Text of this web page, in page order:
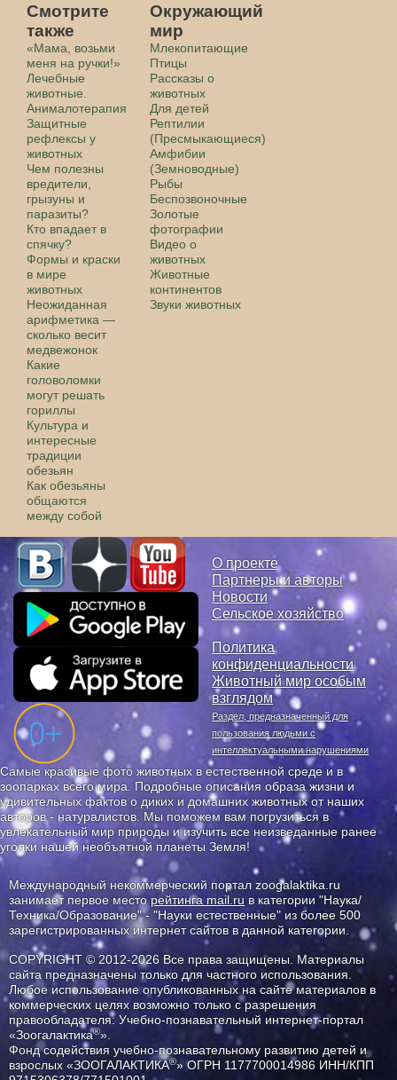
Смотрите
также
«Мама, возьми
меня на ручки!»
Лечебные
животные.
Анималотерапия
Защитные
рефлексы у
животных
Чем полезны
вредители,
грызуны и
паразиты?
Кто впадает в
спячку?
Формы и краски
в мире
животных
Неожиданная
арифметика —
сколько весит
медвежонок
Какие
головоломки
могут решать
гориллы
Культура и
интересные
традиции
обезьян
Как обезьяны
общаются
между собой
Окружающий
мир
Млекопитающие
Птицы
Рассказы о
животных
Для детей
Рептилии
(Пресмыкающиеся)
Амфибии
(Земноводные)
Рыбы
Беспозвоночные
Золотые
фотографии
Видео о
животных
Животные
континентов
Звуки животных
О проекте
Партнеры и авторы
Новости
Сельское хозяйство
Политика
конфиденциальности
Животный мир особым
взглядом
Раздел, предназначенный для
пользования людьми с
интеллектуальными нарушениями
Самые красивые фото животных в естественной среде и в
зоопарках всего мира. Подробные описания образа жизни и
удивительных фактов о диких и домашних животных от наших
авторов - натуралистов. Мы поможем вам погрузиться в
увлекательный мир природы и изучить все неизведанные ранее
уголки нашей необъятной планеты Земля!
Международный некоммерческий портал zoogalaktika.ru
занимает первое месторейтинга mail.ru в категории "Наука/
Техника/Образование" - "Науки естественные" из более 500
зарегистрированных интернет сайтов в данной категории.
COPYRIGHT © 2012-2026 Все права защищены. Материалы
сайта предназначены только для частного использования.
Любое использование опубликованных на сайте материалов в
коммерческих целях возможно только с разрешения
правообладателя: Учебно-познавательный интернет-портал
«Зоогалактика®».
Фонд содействия учебно-познавательному развитию детей и
взрослых «ЗООГАЛАКТИКА®» ОГРН 1177700014986 ИНН/КПП